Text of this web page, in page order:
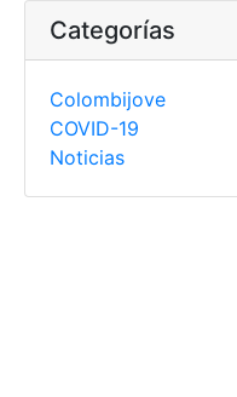
Categorías
Colombijove
COVID-19
Noticias